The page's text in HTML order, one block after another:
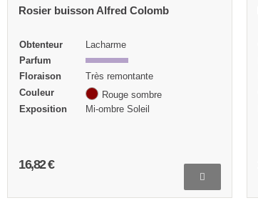
Rosier buisson Antoine Ducher
Obtenteur
Ducher
Parfum
Floraison
Très remontante
Couleur
Rose
Exposition
Mi-ombre
16,82 €